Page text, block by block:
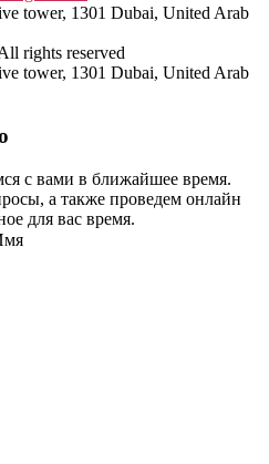
tower, 1301 Dubai, United Arab
rights reserved
tower, 1301 Dubai, United Arab
с вами в ближайшее время.
а также проведем онлайн
для вас время.